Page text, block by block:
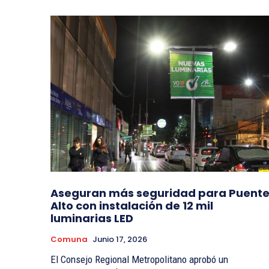
Aseguran más seguridad para Puente
Alto con instalación de 12 mil
luminarias LED
Comuna Junio 17, 2026
El Consejo Regional Metropolitano aprobó un